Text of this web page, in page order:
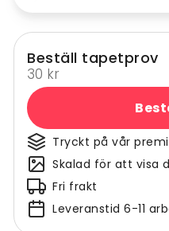
Beställ tapetprov
30 kr
Tryckt på vår
Skalad för att visa
Fri frakt
Leveranstid 6-11